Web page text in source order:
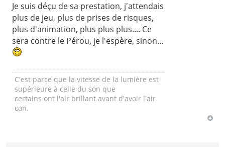
Je suis déçu de sa prestation, j'attendais
plus de jeu, plus de prises de risques,
plus d'animation, plus plus plus.... Ce
sera contre le Pérou, je l'espère, sinon...
C'est parce que la vitesse de la lumière est
supérieure à celle du son que
certains ont l'air brillant avant d'avoir l'air
con.